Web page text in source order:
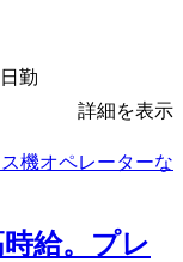
勤
詳細を表示
給。プレ